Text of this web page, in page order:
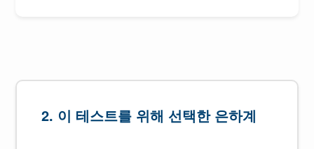
2. 이 테스트를 위해 선택한 은하계